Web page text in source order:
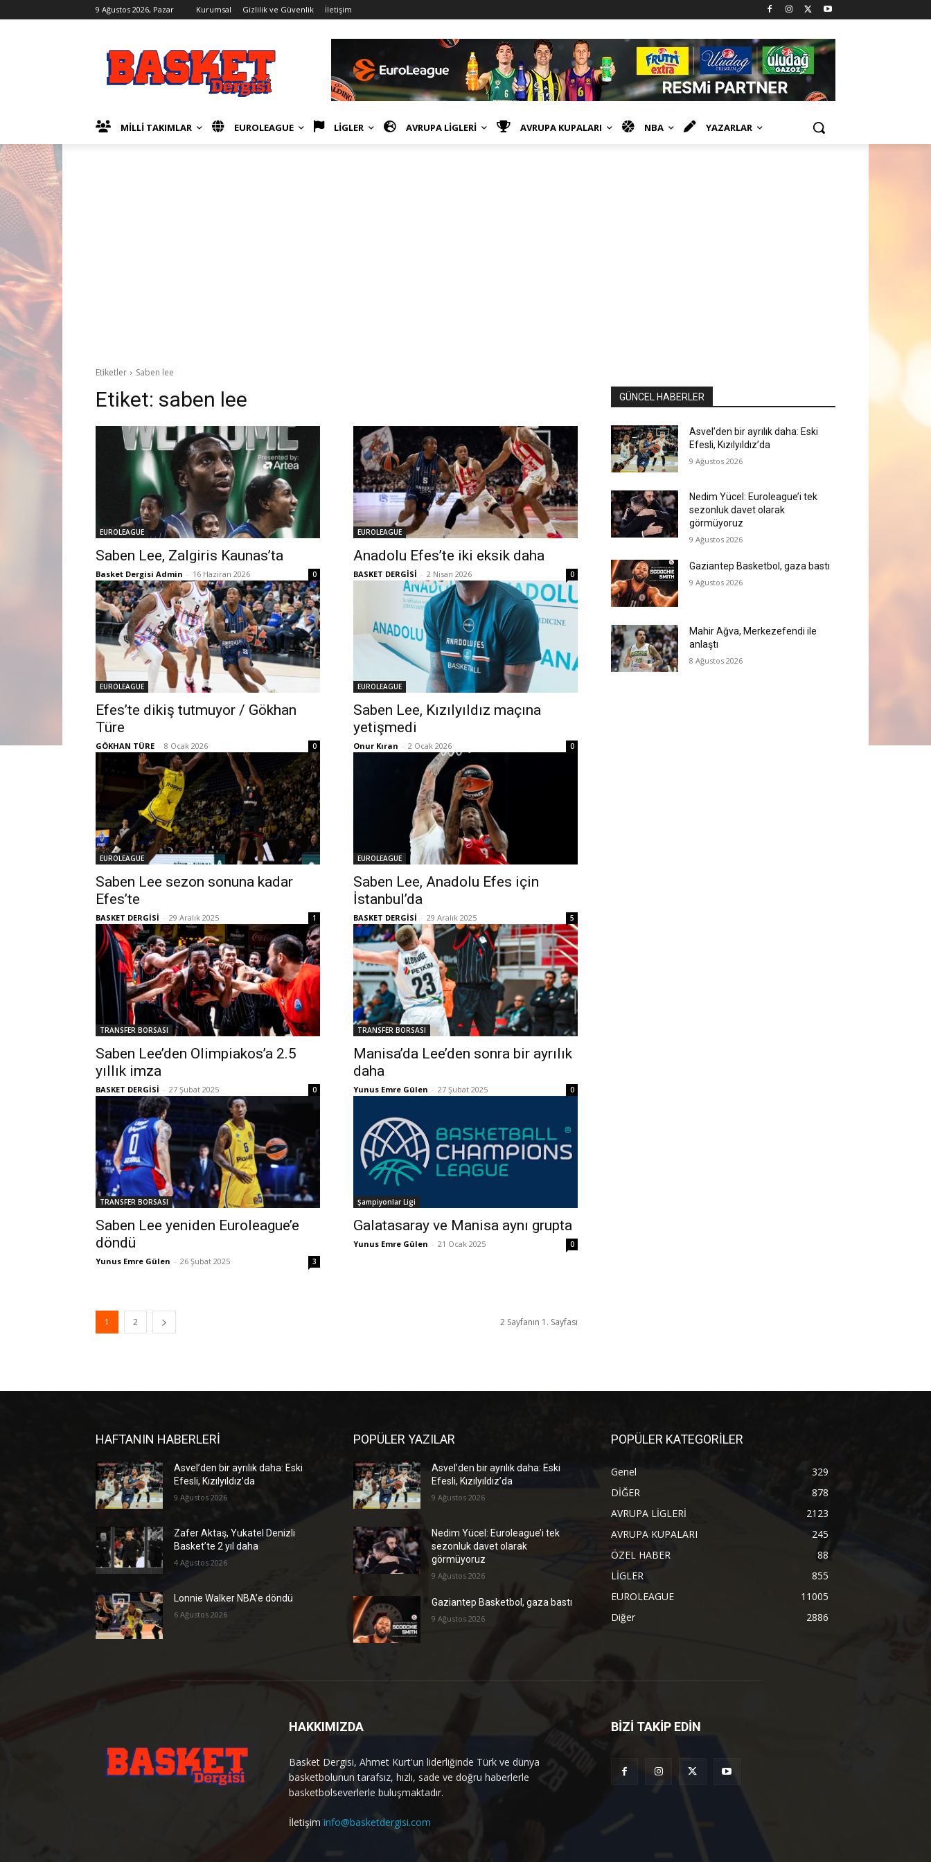
9 Ağustos 2026, Pazar Kurumsal Gizlilik ve Güvenlik İletişim
MİLLİ TAKIMLAR EUROLEAGUE LİGLER AVRUPA LİGLERİ AVRUPA KUPALARI NBA YAZARLAR
Etiketler Saben lee
Etiket: saben lee
EUROLEAGUE
Saben Lee, Zalgiris Kaunas’ta
Basket Dergisi Admin - 16 Haziran 2026 0
EUROLEAGUE
Anadolu Efes’te iki eksik daha
BASKET DERGİSİ - 2 Nisan 2026 0
EUROLEAGUE
Efes’te dikiş tutmuyor / Gökhan
Türe
GÖKHAN TÜRE - 8 Ocak 2026 0
EUROLEAGUE
Saben Lee, Kızılyıldız maçına
yetişmedi
Onur Kıran - 2 Ocak 2026 0
EUROLEAGUE
Saben Lee sezon sonuna kadar
Efes’te
BASKET DERGİSİ - 29 Aralık 2025 1
EUROLEAGUE
Saben Lee, Anadolu Efes için
İstanbul’da
BASKET DERGİSİ - 29 Aralık 2025 5
TRANSFER BORSASI
Saben Lee’den Olimpiakos’a 2.5
yıllık imza
BASKET DERGİSİ - 27 Şubat 2025 0
TRANSFER BORSASI
Manisa’da Lee’den sonra bir ayrılık
daha
Yunus Emre Gülen - 27 Şubat 2025 0
TRANSFER BORSASI
Saben Lee yeniden Euroleague’e
döndü
Yunus Emre Gülen - 26 Şubat 2025 3
Şampiyonlar Ligi
Galatasaray ve Manisa aynı grupta
Yunus Emre Gülen - 21 Ocak 2025 0
1 2 2 Sayfanın 1. Sayfası
GÜNCEL HABERLER
Asvel’den bir ayrılık daha: Eski
Efesli, Kızılyıldız’da
9 Ağustos 2026
Nedim Yücel: Euroleague’i tek
sezonluk davet olarak
görmüyoruz
9 Ağustos 2026
Gaziantep Basketbol, gaza bastı
9 Ağustos 2026
Mahir Ağva, Merkezefendi ile
anlaştı
8 Ağustos 2026
HAFTANIN HABERLERİ
Asvel’den bir ayrılık daha: Eski
Efesli, Kızılyıldız’da
9 Ağustos 2026
Zafer Aktaş, Yukatel Denizli
Basket’te 2 yıl daha
4 Ağustos 2026
Lonnie Walker NBA’e döndü
6 Ağustos 2026
POPÜLER YAZILAR
Asvel’den bir ayrılık daha: Eski
Efesli, Kızılyıldız’da
9 Ağustos 2026
Nedim Yücel: Euroleague’i tek
sezonluk davet olarak
görmüyoruz
9 Ağustos 2026
Gaziantep Basketbol, gaza bastı
9 Ağustos 2026
POPÜLER KATEGORİLER
Genel
329
DİĞER
878
AVRUPA LİGLERİ
2123
AVRUPA KUPALARI
245
ÖZEL HABER
88
LİGLER
855
EUROLEAGUE
11005
Diğer
2886
HAKKIMIZDA
Basket Dergisi, Ahmet Kurt'un liderliğinde Türk ve dünya
basketbolunun tarafsız, hızlı, sade ve doğru haberlerle
basketbolseverlerle buluşmaktadır.
İletişim info@basketdergisi.com
BİZİ TAKİP EDİN